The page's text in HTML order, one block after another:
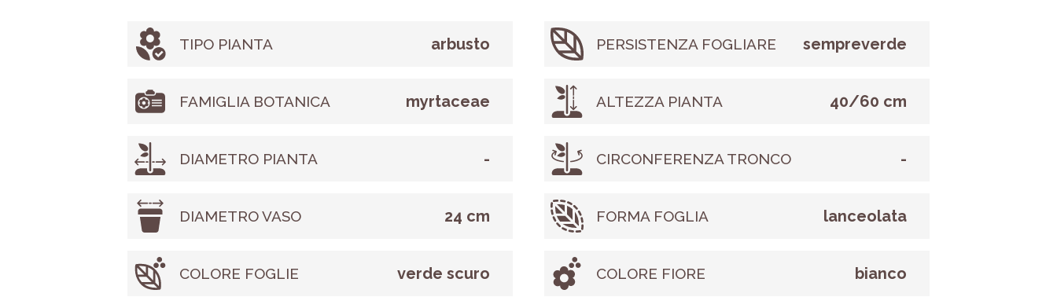
TIPO PIANTA arbusto PERSISTENZA FOGLIARE sempreverde
FAMIGLIA BOTANICA myrtaceae ALTEZZA PIANTA 40/60 cm
DIAMETRO PIANTA - CIRCONFERENZA TRONCO -
DIAMETRO VASO 24 cm FORMA FOGLIA lanceolata
COLORE FOGLIE verde scuro COLORE FIORE bianco